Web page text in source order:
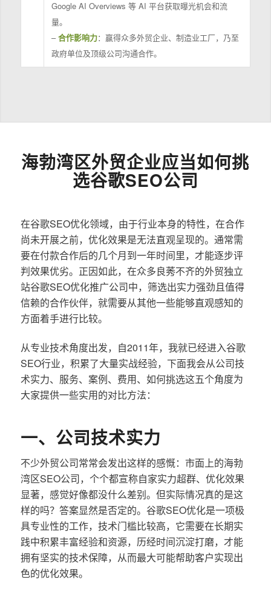
Google AI Overviews 等 AI 平台获取曝光机会和流
量。
–合作影响力：赢得众多外贸企业、制造业工厂，乃至
政府单位及顶级公司沟通合作。
海勃湾区外贸企业应当如何挑
选谷歌SEO公司
在谷歌SEO优化领域，由于行业本身的特性，在合作
尚未开展之前，优化效果是无法直观呈现的。通常需
要在付款合作后的几个月到一年时间里，才能逐步评
判效果优劣。正因如此，在众多良莠不齐的外贸独立
站谷歌SEO优化推广公司中，筛选出实力强劲且值得
信赖的合作伙伴，就需要从其他一些能够直观感知的
方面着手进行比较。
从专业技术角度出发，自2011年，我就已经进入谷歌
SEO行业，积累了大量实战经验，下面我会从公司技
术实力、服务、案例、费用、如何挑选这五个角度为
大家提供一些实用的对比方法：
一、公司技术实力
不少外贸公司常常会发出这样的感慨：市面上的海勃
湾区SEO公司，个个都宣称自家实力超群、优化效果
显著，感觉好像都没什么差别。但实际情况真的是这
样的吗？答案显然是否定的。谷歌SEO优化是一项极
具专业性的工作，技术门槛比较高，它需要在长期实
践中积累丰富经验和资源，历经时间沉淀打磨，才能
拥有坚实的技术保障，从而最大可能帮助客户实现出
色的优化效果。